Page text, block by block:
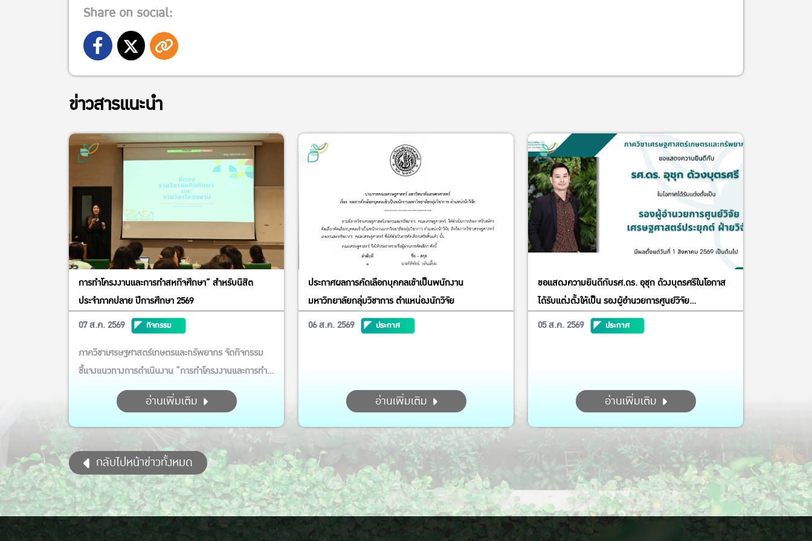
Share on social:
ข่าวสารแนะนำ
การทำโครงงานและการทำสหกิจศึกษา” สำหรับนิสิต
ประจำภาคปลาย ปีการศึกษา 2569
07 ส.ค. 2569
กิจกรรม
ภาควิชาเศรษฐศาสตร์เกษตรและทรัพยากร จัดกิจกรรม
ชี้แจงแนวทางการดำเนินงาน “การทำโครงงานและการทำ
สหกิจศึกษา” สำหรับนิสิต ประจำภาคปลาย ปีการศึกษา
2569 กิจกรรมในครั้งนี้ได้รับเกียรติจาก รศ.ดร.รวิสสาข์
สุชาโต และ ผศ.ดร.นภสม สินเพิ่มสุขสกุล เป็นวิทยากร
บรรยาย ให้ความรู้ แนะนำขั้นตอนการเตรียมความพร้อม
ตลอดจน...
อ่านเพิ่มเติม
ประกาศผลการคัดเลือกบุคคลเข้าเป็นพนักงาน
มหาวิทยาลัยกลุ่มวิชาการ ตำแหน่องนักวิจัย
06 ส.ค. 2569
ประกาศ
อ่านเพิ่มเติม
ขอแสดงความยินดีกับรศ.ดร. อุชุก ด้วงบุตรศรีในโอกาส
ได้รับแต่งตั้งให้เป็น รองผู้อำนวยการศูนย์วิจัย
เศรษฐศาสตร์ประยุกต์ ฝ่ายวิจัย
05 ส.ค. 2569 ประกาศ
อ่านเพิ่มเติม
กลับไปหน้าข่าวทั้งหมด